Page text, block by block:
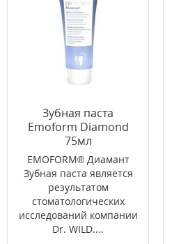
Зубная паста
Emoform Diamond
75мл
EMOFORM® Диамант
Зубная паста является
результатом
стоматологических
исследований компании
Dr. WILD....